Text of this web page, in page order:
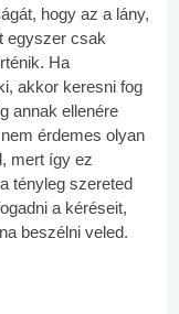
hogy az a lány,
egyszer csak
Ha
akkor keresni fog
annak ellenére
érdemes olyan
mert így ez
tényleg szereted
a kéréseit,
beszélni veled.